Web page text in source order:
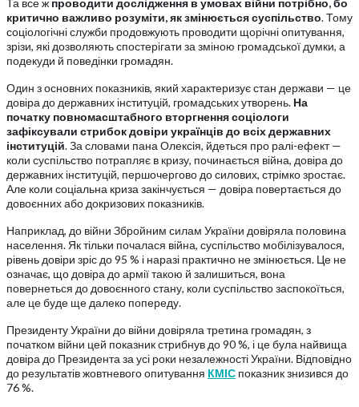
Та все ж проводити дослідження в умовах війни потрібно, бо
критично важливо розуміти, як змінюється суспільство. Тому
соціологічні служби продовжують проводити щорічні опитування,
зрізи, які дозволяють спостерігати за зміною громадської думки, а
подекуди й поведінки громадян.
Один з основних показників, який характеризує стан держави — це
довіра до державних інституцій, громадських утворень. На
початку повномасштабного вторгнення соціологи
зафіксували стрибок довіри українців до всіх державних
інституцій. За словами пана Олексія, йдеться про ралі-ефект —
коли суспільство потрапляє в кризу, починається війна, довіра до
державних інституцій, першочергово до силових, стрімко зростає.
Але коли соціальна криза закінчується — довіра повертається до
довоєнних або докризових показників.
Наприклад, до війни Збройним силам України довіряла половина
населення. Як тільки почалася війна, суспільство мобілізувалося,
рівень довіри зріс до 95 % і наразі практично не змінюється. Це не
означає, що довіра до армії такою й залишиться, вона
повернеться до довоєнного стану, коли суспільство заспокоїться,
але це буде ще далеко попереду.
Президенту України до війни довіряла третина громадян, з
початком війни цей показник стрибнув до 90 %, і це була найвища
довіра до Президента за усі роки незалежності України. Відповідно
до результатів жовтневого опитування КМІС показник знизився до
76 %.